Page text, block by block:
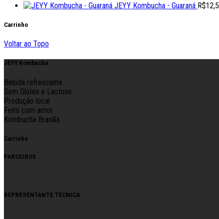
JEYY Kombucha - Guaraná R$
Carrinho
Voltar ao Topo
JEYY Kombucha
Bebida refrescante
Sem Glúten e Lactose
Produção local
Feito com amor
Kombucha Brasília
Carrinho
PARCEIROS
REPRESENTANTE TÉCNICA